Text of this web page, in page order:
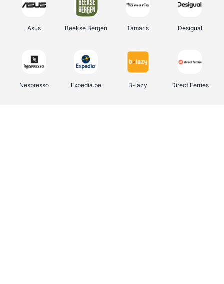
Asus Beekse Bergen Tamaris Desigual
Nespresso Expedia.be B-lazy Direct Ferries